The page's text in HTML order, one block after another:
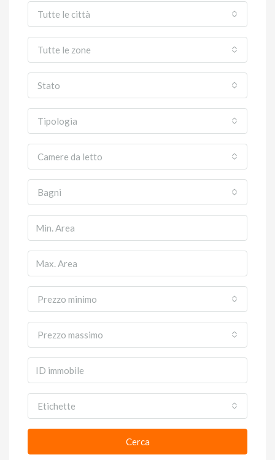
Tutte le città
Tutte le zone
Stato
Tipologia
Camere da letto
Bagni
Prezzo minimo
Prezzo massimo
Etichette
Cerca